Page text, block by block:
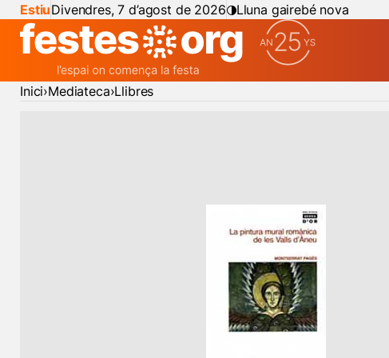
EstiuDivendres, 7 d’agost de 2026 Lluna gairebé nova
Inici Mediateca Llibres